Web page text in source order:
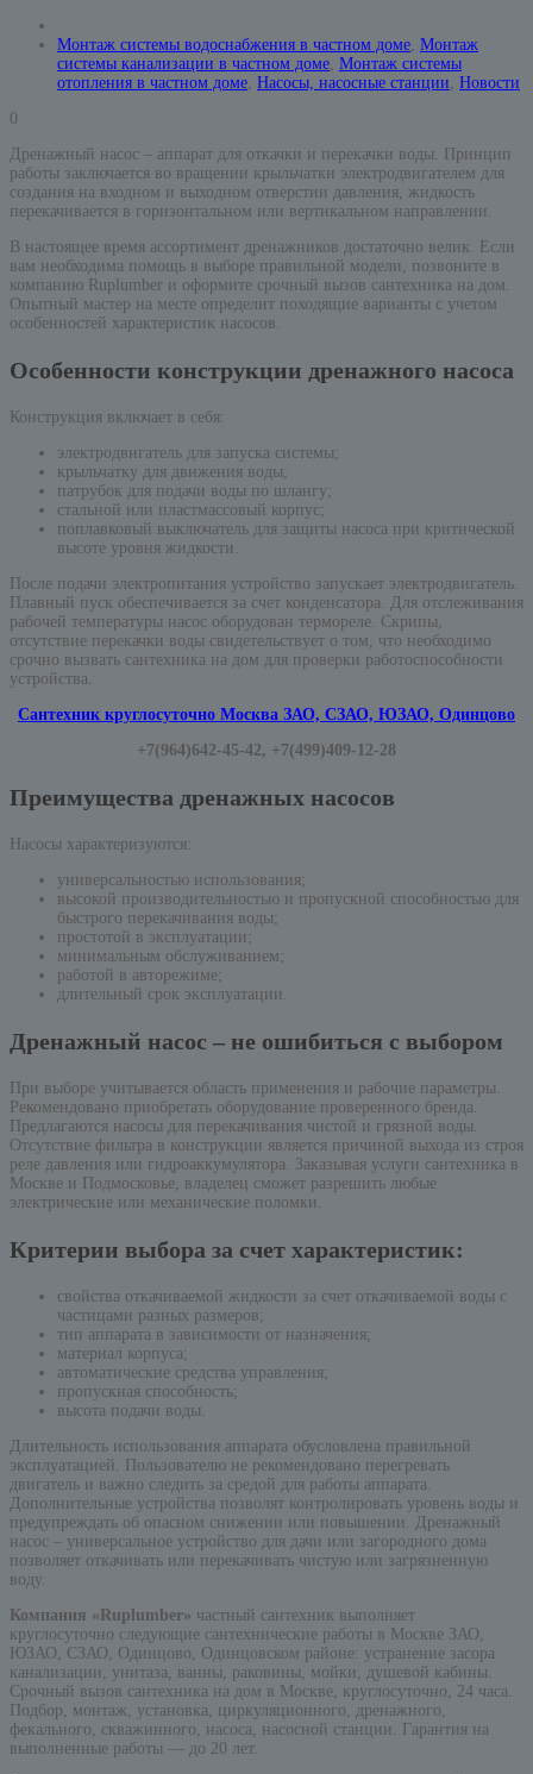
Монтаж системы водоснабжения в частном доме, Монтаж
системы канализации в частном доме, Монтаж системы
отопления в частном доме, Насосы, насосные станции, Новости
0
Дренажный насос – аппарат для откачки и перекачки воды. Принцип
работы заключается во вращении крыльчатки электродвигателем для
создания на входном и выходном отверстии давления, жидкость
перекачивается в горизонтальном или вертикальном направлении.
В настоящее время ассортимент дренажников достаточно велик. Если
вам необходима помощь в выборе правильной модели, позвоните в
компанию Ruplumber и оформите срочный вызов сантехника на дом.
Опытный мастер на месте определит походящие варианты с учетом
особенностей характеристик насосов.
Особенности конструкции дренажного насоса
Конструкция включает в себя:
электродвигатель для запуска системы;
крыльчатку для движения воды;
патрубок для подачи воды по шлангу;
стальной или пластмассовый корпус;
поплавковый выключатель для защиты насоса при критической
высоте уровня жидкости.
После подачи электропитания устройство запускает электродвигатель.
Плавный пуск обеспечивается за счет конденсатора. Для отслеживания
рабочей температуры насос оборудован термореле. Скрипы,
отсутствие перекачки воды свидетельствует о том, что необходимо
срочно вызвать сантехника на дом для проверки работоспособности
устройства.
Сантехник круглосуточно Москва ЗАО, СЗАО, ЮЗАО, Одинцово
+7(964)642-45-42, +7(499)409-12-28
Преимущества дренажных насосов
Насосы характеризуются:
универсальностью использования;
высокой производительностью и пропускной способностью для
быстрого перекачивания воды;
простотой в эксплуатации;
минимальным обслуживанием;
работой в авторежиме;
длительный срок эксплуатации.
Дренажный насос – не ошибиться с выбором
При выборе учитывается область применения и рабочие параметры.
Рекомендовано приобретать оборудование проверенного бренда.
Предлагаются насосы для перекачивания чистой и грязной воды.
Отсутствие фильтра в конструкции является причиной выхода из строя
реле давления или гидроаккумулятора. Заказывая услуги сантехника в
Москве и Подмосковье, владелец сможет разрешить любые
электрические или механические поломки.
Критерии выбора за счет характеристик:
свойства откачиваемой жидкости за счет откачиваемой воды с
частицами разных размеров;
тип аппарата в зависимости от назначения;
материал корпуса;
автоматические средства управления;
пропускная способность;
высота подачи воды.
Длительность использования аппарата обусловлена правильной
эксплуатацией. Пользователю не рекомендовано перегревать
двигатель и важно следить за средой для работы аппарата.
Дополнительные устройства позволят контролировать уровень воды и
предупреждать об опасном снижении или повышении. Дренажный
насос – универсальное устройство для дачи или загородного дома
позволяет откачивать или перекачивать чистую или загрязненную
воду.
Компания «Ruplumber» частный сантехник выполняет
круглосуточно следующие сантехнические работы в Москве ЗАО,
ЮЗАО, СЗАО, Одинцово, Одинцовском районе: устранение засора
канализации, унитаза, ванны, раковины, мойки, душевой кабины.
Срочный вызов сантехника на дом в Москве, круглосуточно, 24 часа.
Подбор, монтаж, установка, циркуляционного, дренажного,
фекального, скважинного, насоса, насосной станции. Гарантия на
выполненные работы — до 20 лет.